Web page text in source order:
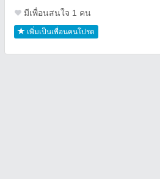
มีเพื่อนสนใจ 1 คน
เพิ่มเป็นเพื่อนคนโปรด